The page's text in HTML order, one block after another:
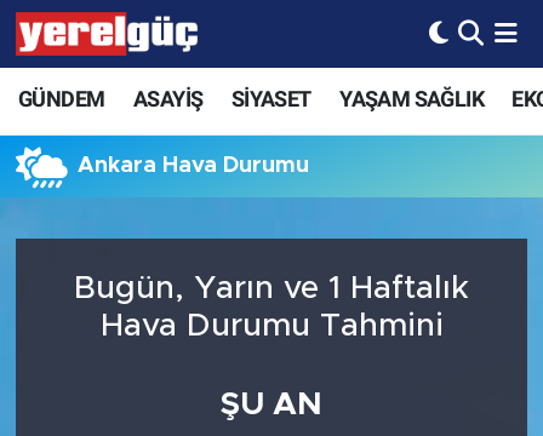
GÜNDEM ASAYİŞ SİYASET YAŞAM SAĞLIK
Ankara Hava Durumu
Bugün, Yarın ve 1 Haftalık
Hava Durumu Tahmini
ŞU AN